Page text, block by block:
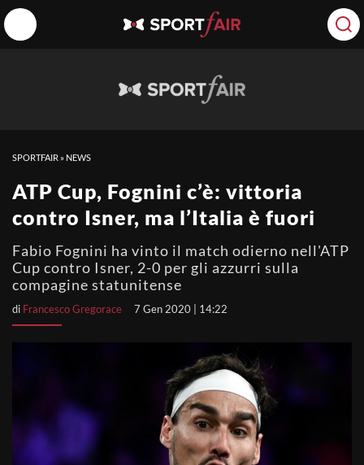
SPORTFAIR » NEWS
ATP Cup, Fognini c’è: vittoria
contro Isner, ma l’Italia è fuori
Fabio Fognini ha vinto il match odierno nell'ATP
Cup contro Isner, 2-0 per gli azzurri sulla
compagine statunitense
di Francesco Gregorace 7 Gen 2020 | 14:22